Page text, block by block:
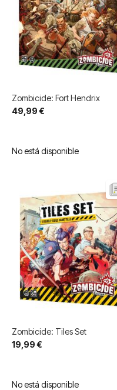
Zombicide: Fort Hendrix
49,99 €
No está disponible
Zombicide: Tiles Set
19,99 €
No está disponible